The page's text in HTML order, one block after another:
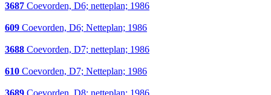
3687 Coevorden, D6; netteplan; 1986
609 Coevorden, D6; Netteplan; 1986
3688 Coevorden, D7; netteplan; 1986
610 Coevorden, D7; Netteplan; 1986